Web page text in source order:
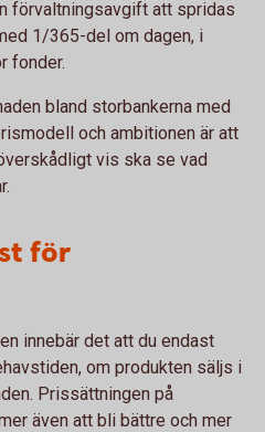
förvaltningsavgift att spridas
1/365-del om dagen, i
fonder.
bland storbankerna med
och ambitionen är att
vis ska se vad
för
innebär det att du endast
om produkten säljs i
Prissättningen på
även att bli bättre och mer